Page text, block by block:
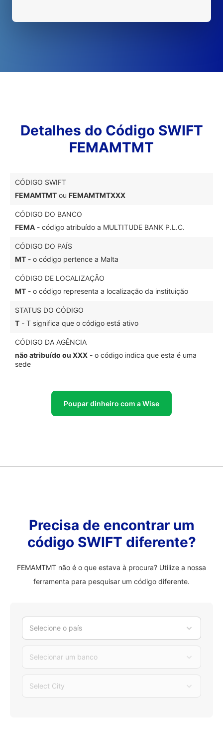
Detalhes do Código SWIFT
FEMAMTMT
CÓDIGO SWIFT
FEMAMTMT ou FEMAMTMTXXX
CÓDIGO DO BANCO
FEMA - código atribuído a MULTITUDE BANK P.L.C.
CÓDIGO DO PAÍS
MT - o código pertence a Malta
CÓDIGO DE LOCALIZAÇÃO
MT - o código representa a localização da instituição
STATUS DO CÓDIGO
T - T significa que o código está ativo
CÓDIGO DA AGÊNCIA
não atribuído ou XXX - o código indica que esta é uma
sede
Poupar dinheiro com a Wise
Precisa de encontrar um
código SWIFT diferente?
FEMAMTMT não é o que estava à procura? Utilize a nossa
ferramenta para pesquisar um código diferente.
Selecione o país
Selecionar um banco
Select City